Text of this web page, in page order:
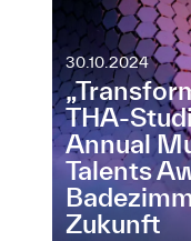
30.10.2024
THA-
Annual
Talents
Zukunft